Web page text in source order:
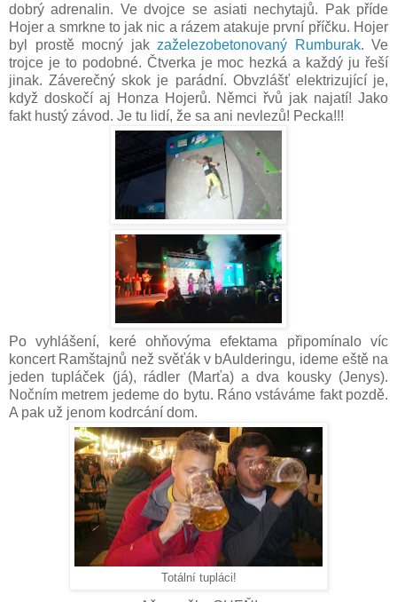
dobrý adrenalin. Ve dvojce se asiati nechytajů. Pak příde
Hojer a smrkne to jak nic a rázem atakuje první příčku. Hojer
byl prostě mocný jak zaželezobetonovaný Rumburak. Ve
trojce je to podobné. Čtverka je moc hezká a každý ju řeší
jinak. Záverečný skok je parádní. Obvzlášť elektrizující je,
když doskočí aj Honza Hojerů. Němci řvů jak najatí! Jako
fakt hustý závod. Je tu lidí, že sa ani nevlezů! Pecka!!!
Po vyhlášení, keré ohňovýma efektama připomínalo víc
koncert Ramštajnů než svěťák v bAulderingu, ideme eště na
jeden tupláček (já), rádler (Marťa) a dva kousky (Jenys).
Nočním metrem jedeme do bytu. Ráno vstáváme fakt pozdě.
A pak už jenom kodrcání dom.
Totální tupláci!